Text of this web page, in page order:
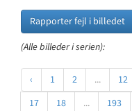
Rapporter fejl i billedet
(Alle billeder i serien):
‹ 1 2 ... 12
17
18 ... 193